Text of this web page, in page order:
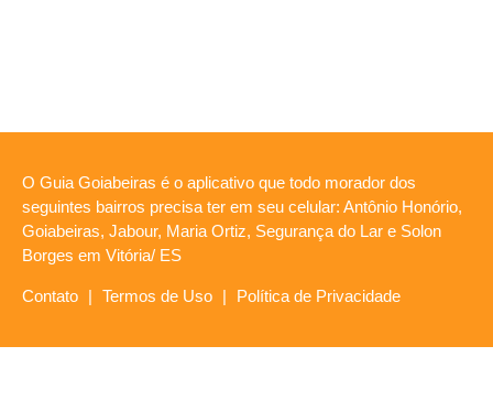
O Guia Goiabeiras é o aplicativo que todo morador dos
seguintes bairros precisa ter em seu celular: Antônio Honório,
Goiabeiras, Jabour, Maria Ortiz, Segurança do Lar e Solon
Borges em Vitória/ ES
Contato | Termos de Uso | Política de Privacidade